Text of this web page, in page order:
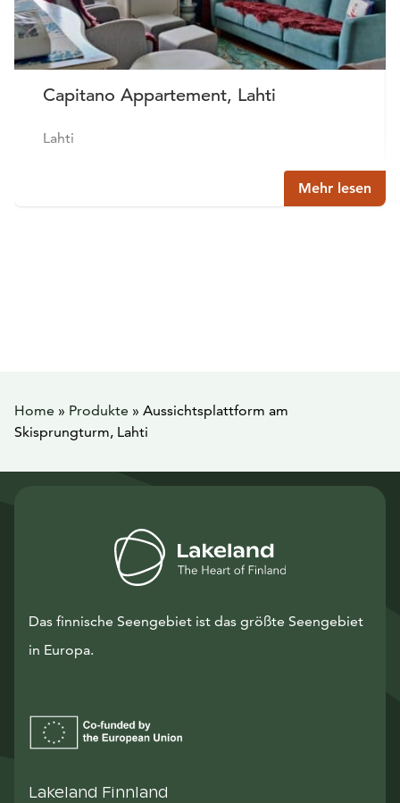
Capitano Appartement, Lahti
Lahti
Mehr lesen
Home » Produkte » Aussichtsplattform am
Skisprungturm, Lahti
Das finnische Seengebiet ist das größte Seengebiet
in Europa.
Lakeland Finnland